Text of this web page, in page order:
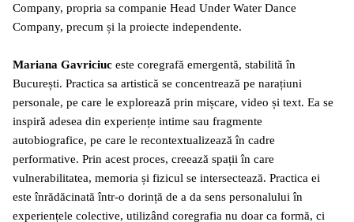
Company, propria sa companie Head Under Water Dance
Company, precum și la proiecte independente.
Mariana Gavriciuc este coregrafă emergentă, stabilită în
București. Practica sa artistică se concentrează pe narațiuni
personale, pe care le explorează prin mișcare, video și text. Ea se
inspiră adesea din experiențe intime sau fragmente
autobiografice, pe care le recontextualizează în cadre
performative. Prin acest proces, creează spații în care
vulnerabilitatea, memoria și fizicul se intersectează. Practica ei
este înrădăcinată într-o dorință de a da sens personalului în
experiențele colective, utilizând coregrafia nu doar ca formă, ci